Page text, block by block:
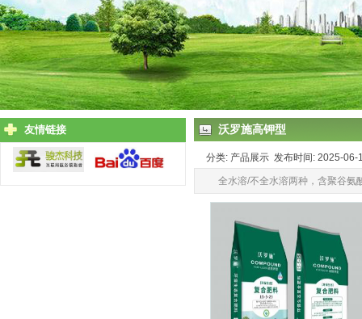
友情链接 沃罗施高钾型
分类: 产品展示 发布时间: 2025-
全水溶/不全水溶两种，含聚谷氨